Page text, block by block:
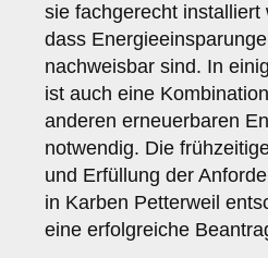
sie fachgerecht installiert
dass
nachweisbar sind. In
ist auch eine
anderen erneuerbaren
notwendig. Die
und Erfüllung der
in Karben Petterweil
eine erfolgreiche